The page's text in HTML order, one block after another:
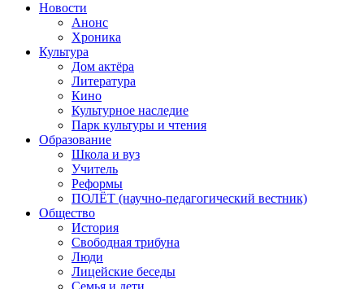
Новости
Анонс
Хроника
Культура
Дом актёра
Литература
Кино
Культурное наследие
Парк культуры и чтения
Образование
Школа и вуз
Учитель
Реформы
ПОЛЁТ (научно-педагогический вестник)
Общество
История
Свободная трибуна
Люди
Лицейские беседы